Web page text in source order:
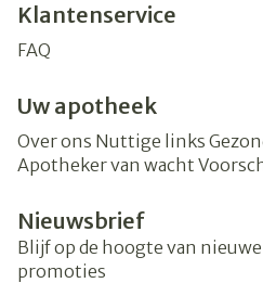
Klantenservice
FAQ
Uw apotheek
Over ons Nuttige links
Apotheker van wacht
Nieuwsbrief
Blijf op de hoogte van
promoties